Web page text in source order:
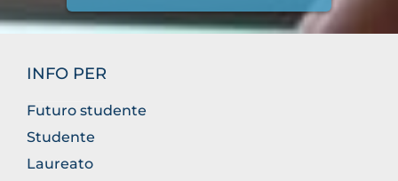
INFO PER
Futuro studente
Studente
Laureato